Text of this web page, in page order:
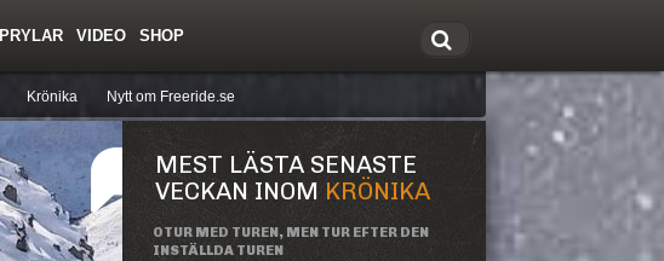
Krönika Nytt om Freeride.se
PRYLAR VIDEO SHOP
MEST LÄSTA SENASTE
VECKAN INOM KRÖNIKA
OTUR MED TUREN, MEN TUR EFTER DEN
INSTÄLLDA TUREN